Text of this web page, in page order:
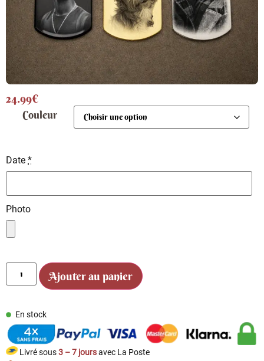
24.99€
Couleur
Date *
Photo
Ajouter au panier
En stock
Livré sous3 – 7 joursavec La Poste